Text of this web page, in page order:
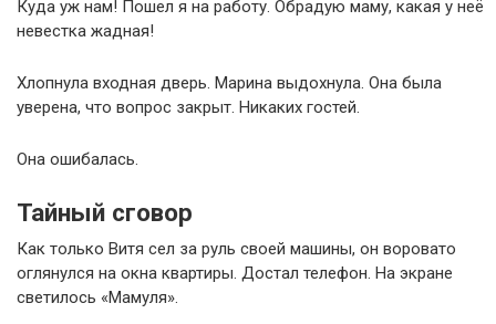
Куда уж нам! Пошел я на работу. Обрадую маму, какая у неё
невестка жадная!
Хлопнула входная дверь. Марина выдохнула. Она была
уверена, что вопрос закрыт. Никаких гостей.
Она ошибалась.
Тайный сговор
Как только Витя сел за руль своей машины, он воровато
оглянулся на окна квартиры. Достал телефон. На экране
светилось «Мамуля».